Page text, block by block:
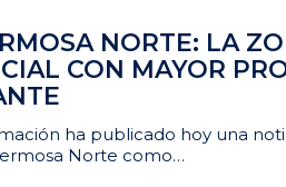
NORTE: LA
CON MAYOR
ha publicado hoy una
Norte como…